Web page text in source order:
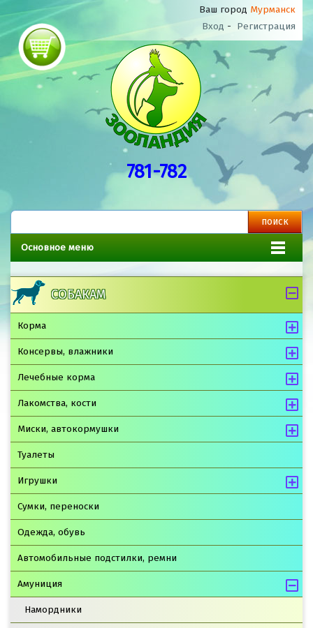
Ваш город Мурманск
Вход - Регистрация
781-782
Основное меню
СОБАКАМ
Корма
Консервы, влажники
Лечебные корма
Лакомства, кости
Миски, автокормушки
Туалеты
Игрушки
Сумки, переноски
Одежда, обувь
Автомобильные подстилки, ремни
Амуниция
Намордники